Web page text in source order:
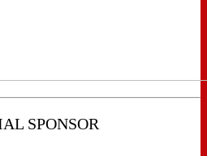
SPONSOR